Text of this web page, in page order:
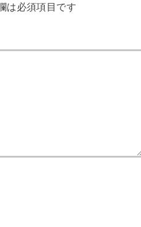
は必須項目です